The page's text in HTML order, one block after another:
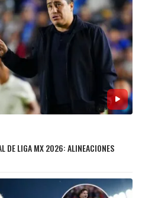
DE LIGA MX 2026: ALINEACIONES